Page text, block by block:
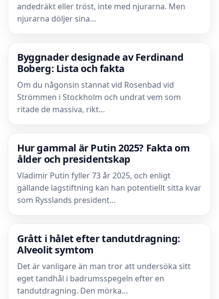
andedräkt eller tröst, inte med njurarna. Men
njurarna döljer sina…
Byggnader designade av Ferdinand
Boberg: Lista och fakta
Om du någonsin stannat vid Rosenbad vid
Strömmen i Stockholm och undrat vem som
ritade de massiva, rikt…
Hur gammal är Putin 2025? Fakta om
ålder och presidentskap
Vladimir Putin fyller 73 år 2025, och enligt
gällande lagstiftning kan han potentiellt sitta kvar
som Rysslands president…
Grått i hålet efter tandutdragning:
Alveolit symtom
Det är vanligare än man tror att undersöka sitt
eget tandhål i badrumsspegeln efter en
tandutdragning. Den mörka…